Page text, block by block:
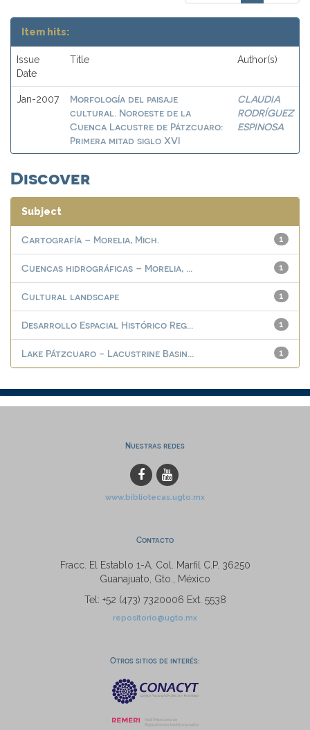
Item hits:
Issue
Date
Title Author(s)
Jan-2007
Morfología del paisaje
cultural. Noroeste de la
Cuenca Lacustre de Pátzcuaro:
Primera mitad siglo XVI
CLAUDIA
RODRÍGUEZ
ESPINOSA
Discover
Subject
1
Cartografía – Morelia, Mich.
1
Cuencas hidrográficas – Morelia, ...
1
Cultural landscape
1
Desarrollo Espacial Histórico Reg...
1
Lake Pátzcuaro - Lacustrine Basin...
Nuestras redes
www.bibliotecas.ugto.mx
Contacto
Fracc. El Establo 1-A, Col. Marfil C.P. 36250
Guanajuato, Gto., México
Tel: +52 (473) 7320006 Ext. 5538
repositorio@ugto.mx
Otros sitios de interés: